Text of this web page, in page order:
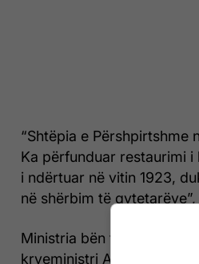
“Shtëpia e Përshpirtshme
Ka përfunduar restaurimi
i ndërtuar në vitin 1923,
në shërbim të
Ministria bën të ditur se
kryeministri Albin Kurti,